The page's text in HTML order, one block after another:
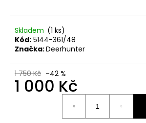
Skladem (1 ks)
Kód: 5144-361/48
Značka:Deerhunter
1 750 Kč –42 %
1 000 Kč
u
e
m
e